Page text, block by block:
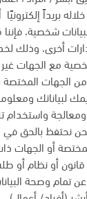
بريداً إلكترونيًا
شخصية،
أخرى، وذلك
مع الجهات
الجهات المختصة
لبياناتك
واستخدام
نحتفظ بالحق
أو الجهات
قانون أو نظام
وصحة